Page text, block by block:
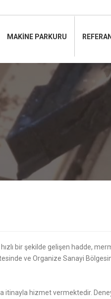
MAKİNE PARKURU
bir şekilde gelişen hadde,
ve Organize Sanayi
itinayla hizmet vermektedir.